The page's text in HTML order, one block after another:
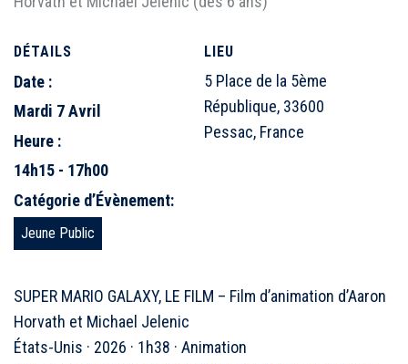
DÉTAILS
Date :
Mardi 7 Avril
Heure :
14h15 - 17h00
Catégorie d’Évènement:
Jeune Public
LIEU
5 Place de la 5ème
République, 33600
Pessac, France
SUPER MARIO GALAXY, LE FILM – Film d’animation d’Aaron
Horvath et Michael Jelenic
États-Unis · 2026 · 1h38 · Animation